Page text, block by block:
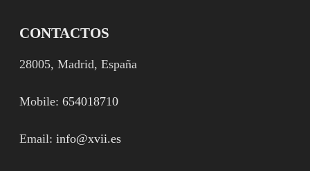
CONTACTOS
28005, Madrid, España
Mobile:654018710
Email:info@xvii.es